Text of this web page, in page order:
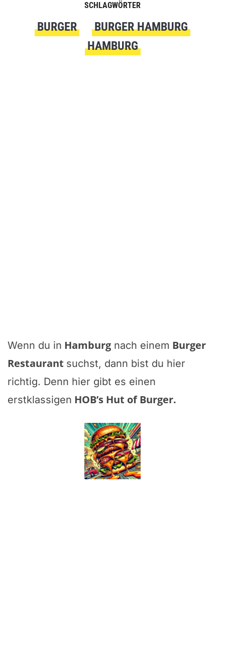
SCHLAGWÖRTER
BURGER
BURGER HAMBURG
HAMBURG
Wenn du in Hamburg nach einem Burger
Restaurant suchst, dann bist du hier
richtig. Denn hier gibt es einen
erstklassigen HOB’s Hut of Burger.